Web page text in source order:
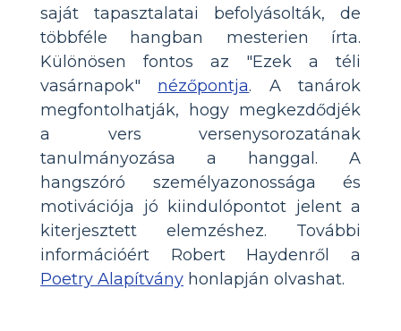
saját tapasztalatai befolyásolták, de
többféle hangban mesterien írta.
Különösen fontos az "Ezek a téli
vasárnapok" nézőpontja. A tanárok
megfontolhatják, hogy megkezdődjék
a vers versenysorozatának
tanulmányozása a hanggal. A
hangszóró személyazonossága és
motivációja jó kiindulópontot jelent a
kiterjesztett elemzéshez. További
információért Robert Haydenről a
Poetry Alapítvány honlapján olvashat.